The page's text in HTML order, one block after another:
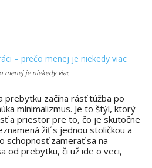
menej je niekedy viac
prebytku začína rásť túžba po
minimalizmus. Je to štýl, ktorý
a priestor pre to, čo je skutočne
žiť s jednou stoličkou a
schopnosť zamerať sa na
od prebytku, či už ide o veci,